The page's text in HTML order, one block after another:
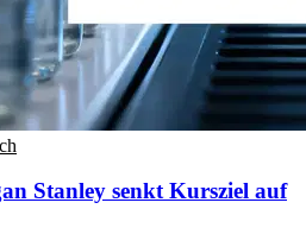
Stanley senkt Kursziel auf